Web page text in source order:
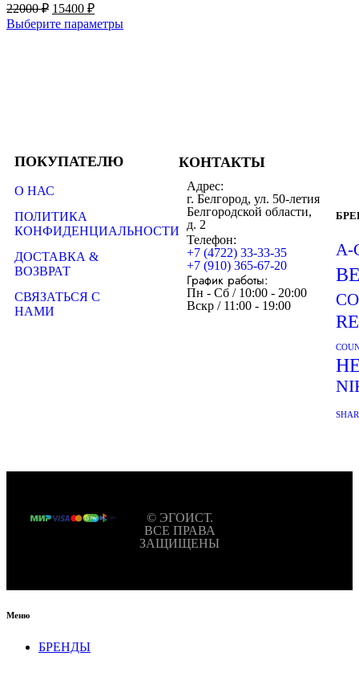
22000₽ 15400 ₽
Выберите параметры
ПОКУПАТЕЛЮ
О НАС
ПОЛИТИКА
КОНФИДЕНЦИАЛЬНОСТИ
ДОСТАВКА &
ВОЗВРАТ
СВЯЗАТЬСЯ С
НАМИ
КОНТАКТЫ
Адрес:
г. Белгород, ул. 50-летия
Белгородской области,
д. 2
Телефон:
+7 (4722) 33-33-35
+7 (910) 365-67-20
График работы:
Пн - Сб / 10:00 - 20:00
Вскр / 11:00 - 19:00
A-
© ЭГОИСТ.
ВСЕ ПРАВА
ЗАЩИЩЕНЫ
Меню
БРЕНДЫ